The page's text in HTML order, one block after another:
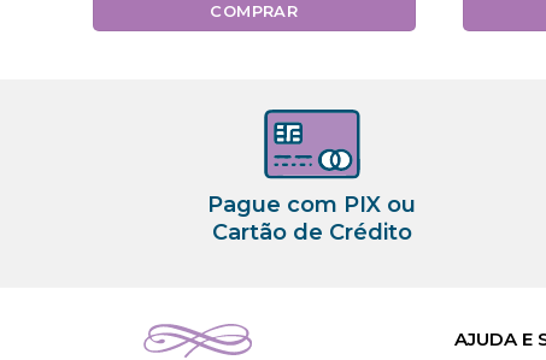
COMPRAR
Pague com PIX ou
Cartão de Crédito
AJUDA E